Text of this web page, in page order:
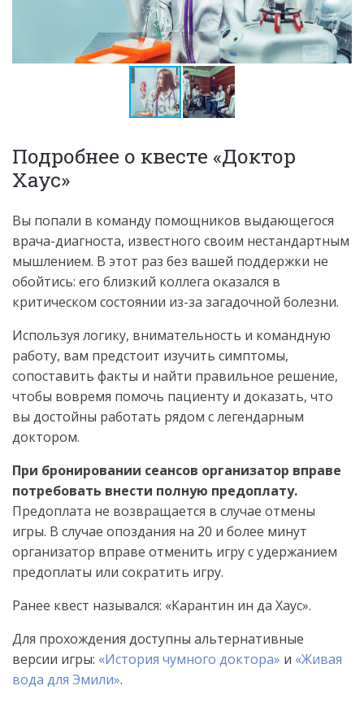
Подробнее о квесте «Доктор
Хаус»
Вы попали в команду помощников выдающегося
врача-диагноста, известного своим нестандартным
мышлением. В этот раз без вашей поддержки не
обойтись: его близкий коллега оказался в
критическом состоянии из-за загадочной болезни.
Используя логику, внимательность и командную
работу, вам предстоит изучить симптомы,
сопоставить факты и найти правильное решение,
чтобы вовремя помочь пациенту и доказать, что
вы достойны работать рядом с легендарным
доктором.
При бронировании сеансов организатор вправе
потребовать внести полную предоплату.
Предоплата не возвращается в случае отмены
игры. В случае опоздания на 20 и более минут
организатор вправе отменить игру с удержанием
предоплаты или сократить игру.
Ранее квест назывался: «Карантин ин да Хаус».
Для прохождения доступны альтернативные
версии игры: «История чумного доктора» и «Живая
вода для Эмили».